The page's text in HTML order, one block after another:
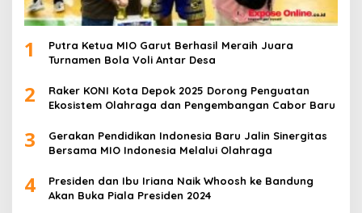
1
Putra Ketua MIO Garut Berhasil Meraih Juara
Turnamen Bola Voli Antar Desa
2
Raker KONI Kota Depok 2025 Dorong Penguatan
Ekosistem Olahraga dan Pengembangan Cabor Baru
3
Gerakan Pendidikan Indonesia Baru Jalin Sinergitas
Bersama MIO Indonesia Melalui Olahraga
4
Presiden dan Ibu Iriana Naik Whoosh ke Bandung
Akan Buka Piala Presiden 2024